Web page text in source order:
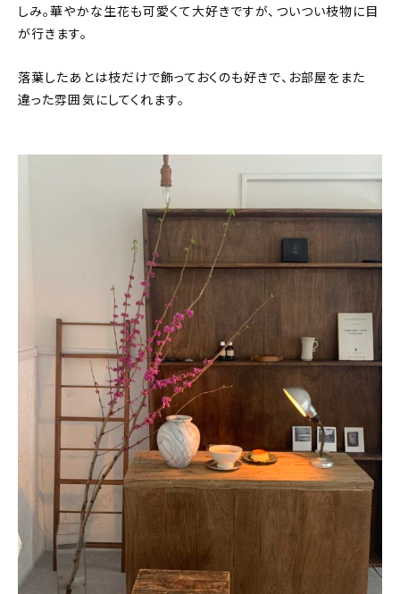
しみ。華やかな生花も可愛くて大好きですが、ついつい枝物に目
が行きます。
落葉したあとは枝だけで飾っておくのも好きで、お部屋をまた
違った雰囲気にしてくれます。